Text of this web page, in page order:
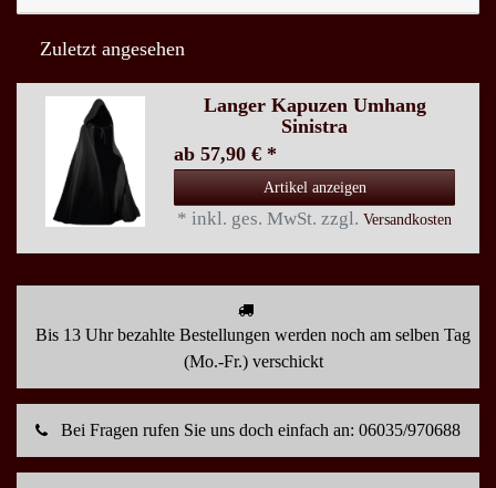
Zuletzt angesehen
Langer Kapuzen Umhang
Sinistra
ab 57,90 € *
Artikel anzeigen
* inkl. ges. MwSt. zzgl. Versandkosten
Bis 13 Uhr bezahlte Bestellungen werden noch am selben Tag
(Mo.-Fr.) verschickt
Bei Fragen rufen Sie uns doch einfach an: 06035/970688